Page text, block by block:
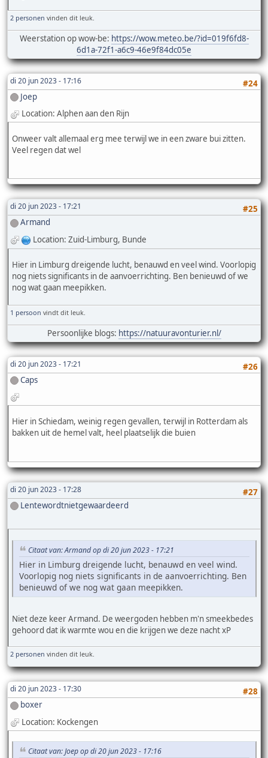
2 personen vinden dit leuk.
Weerstation op wow-be: https://wow.meteo.be/?id=019f6fd8-
6d1a-72f1-a6c9-46e9f84dc05e
di 20 jun 2023 - 17:16
#24
Joep
Location: Alphen aan den Rijn
Onweer valt allemaal erg mee terwijl we in een zware bui zitten.
Veel regen dat wel
di 20 jun 2023 - 17:21
#25
Armand
Location: Zuid-Limburg, Bunde
Hier in Limburg dreigende lucht, benauwd en veel wind. Voorlopig
nog niets significants in de aanvoerrichting. Ben benieuwd of we
nog wat gaan meepikken.
1 persoon vindt dit leuk.
Persoonlijke blogs: https://natuuravonturier.nl/
di 20 jun 2023 - 17:21
#26
Caps
Hier in Schiedam, weinig regen gevallen, terwijl in Rotterdam als
bakken uit de hemel valt, heel plaatselijk die buien
di 20 jun 2023 - 17:28
#27
Lentewordtnietgewaardeerd
Citaat van: Armand op di 20 jun 2023 - 17:21
Hier in Limburg dreigende lucht, benauwd en veel wind.
Voorlopig nog niets significants in de aanvoerrichting. Ben
benieuwd of we nog wat gaan meepikken.
Niet deze keer Armand. De weergoden hebben m'n smeekbedes
gehoord dat ik warmte wou en die krijgen we deze nacht xP
2 personen vinden dit leuk.
di 20 jun 2023 - 17:30
#28
boxer
Location: Kockengen
Citaat van: Joep op di 20 jun 2023 - 17:16